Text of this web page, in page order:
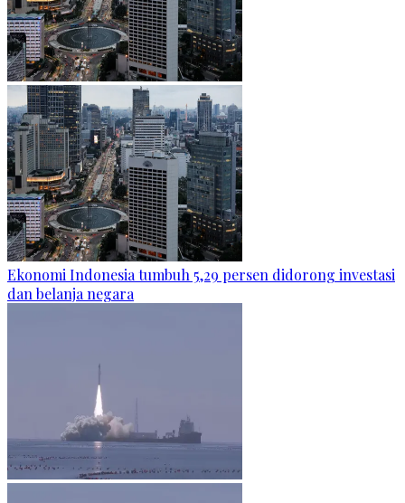
Ekonomi Indonesia tumbuh 5,29 persen didorong investasi
dan belanja negara